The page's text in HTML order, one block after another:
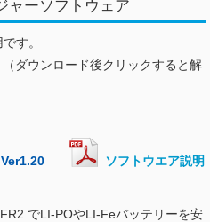
ャーソフトウェア
す。
ダウンロード後クリックすると解
ソフトウエア説明
でLI-POやLI-Feバッテリーを安